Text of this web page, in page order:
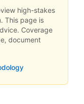
high-stakes
This page is
Coverage
document